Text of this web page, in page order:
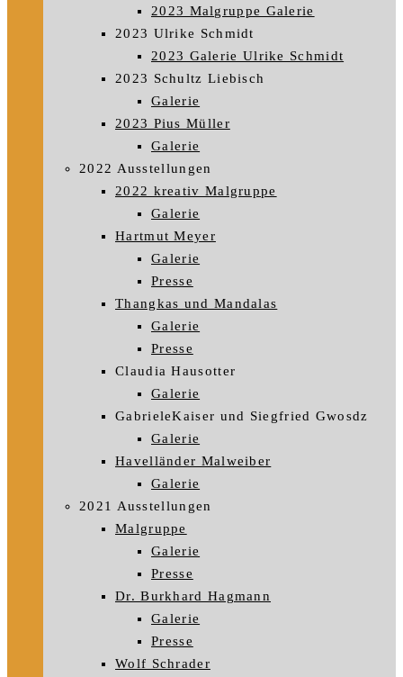
2023 Malgruppe Galerie
2023 Ulrike Schmidt
2023 Galerie Ulrike Schmidt
2023 Schultz Liebisch
Galerie
2023 Pius Müller
Galerie
2022 Ausstellungen
2022 kreativ Malgruppe
Galerie
Hartmut Meyer
Galerie
Presse
Thangkas und Mandalas
Galerie
Presse
Claudia Hausotter
Galerie
GabrieleKaiser und Siegfried Gwosdz
Galerie
Havelländer Malweiber
Galerie
2021 Ausstellungen
Malgruppe
Galerie
Presse
Dr. Burkhard Hagmann
Galerie
Presse
Wolf Schrader